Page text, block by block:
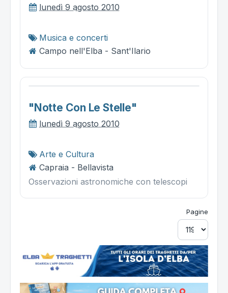
lunedì 9 agosto 2010
Musica e concerti
Campo nell'Elba - Sant'Ilario
"notte Con Le Stelle"
lunedì 9 agosto 2010
Arte e Cultura
Capraia - Bellavista
Osservazioni astronomiche con telescopi
Pagine